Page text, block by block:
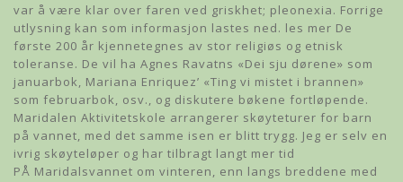
var å være klar over faren ved griskhet; pleonexia. Forrige
utlysning kan som informasjon lastes ned. les mer De
første 200 år kjennetegnes av stor religiøs og etnisk
toleranse. De vil ha Agnes Ravatns «Dei sju dørene» som
januarbok, Mariana Enriquez’ «Ting vi mistet i brannen»
som februarbok, osv., og diskutere bøkene fortløpende.
Maridalen Aktivitetskole arrangerer skøyteturer for barn
på vannet, med det samme isen er blitt trygg. Jeg er selv en
ivrig skøyteløper og har tilbragt langt mer tid
PÅ Maridalsvannet om vinteren, enn langs breddene med